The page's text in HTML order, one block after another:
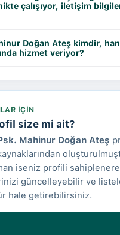
çalışıyor, iletişim
Doğan Ateş kimdir,
hizmet veriyor?
IÇIN
size mi ait?
Mahinur Doğan Ateş
iseniz profili
güncelleyebilir ve
hale getirebilirsiniz.